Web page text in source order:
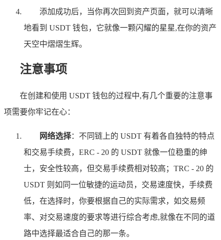
添加成功后，当你再次回到资产页面，就可以清晰
地看到 USDT 钱包，它就像一颗闪耀的星星,在你的资产
天空中熠熠生辉。
注意事项
在创建和使用 USDT 钱包的过程中,有几个重要的注意事
项需要你牢记在心：
网络选择：不同链上的 USDT 有着各自独特的特点
和交易手续费，ERC - 20 的 USDT 就像一位稳重的绅
士，安全性较高，但交易手续费相对较高；TRC - 20 的
USDT 则如同一位敏捷的运动员，交易速度快，手续费
低，在选择时，你要根据自己的实际需求，如交易频
率、对交易速度的要求等进行综合考虑,就像在不同的道
路中选择最适合自己的那一条。